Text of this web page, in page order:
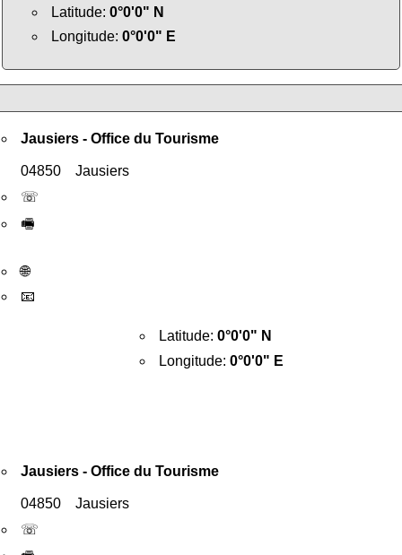
Latitude: 0°0'0" N
Longitude: 0°0'0" E
Jausiers - Office du Tourisme
04850 Jausiers
☏
🖷
🌐
📧
Latitude: 0°0'0" N
Longitude: 0°0'0" E
Jausiers - Office du Tourisme
04850 Jausiers
☏